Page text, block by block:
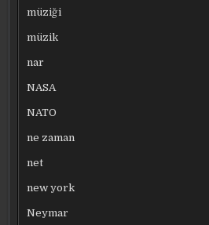
müziği
müzik
nar
NASA
NATO
ne zaman
net
new york
Neymar